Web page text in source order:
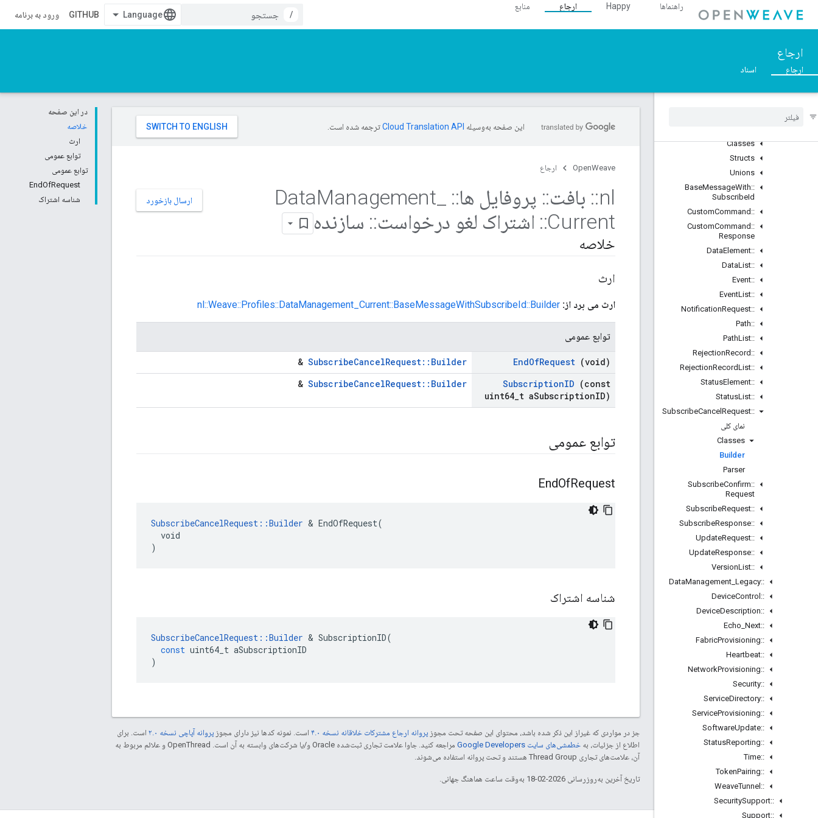
راهنماها Happy ارجاع
منابع
/
GITHUB ورود به برنامه
ارجاع
ارجاع اسناد
Classes
Structs
Unions
::
BaseMessageWith
SubscribeId
::
CustomCommand
::
CustomCommand
Response
::
DataElement
::
DataList
::
Event
::
EventList
::
NotificationRequest
::
Path
::
PathList
::
RejectionRecord
::
RejectionRecordList
::
StatusElement
::
StatusList
::
SubscribeCancel Request
نمای کلی
Classes
Builder
Parser
::
SubscribeConfirm
Request
::
SubscribeRequest
::
SubscribeResponse
::
UpdateRequest
::
UpdateResponse
::
VersionList
::
DataManagement Legacy
::
DeviceControl
::
DeviceDescription
::
Echo Next
::
FabricProvisioning
::
Heartbeat
::
NetworkProvisioning
::
Security
::
ServiceDirectory
::
ServiceProvisioning
::
SoftwareUpdate
::
StatusReporting
::
Time
::
TokenPairing
::
WeaveTunnel
::
SecuritySupport
::
Support
در این صفحه
خلاصه
ارث
توابع عمومی
توابع عمومی
EndOfRequest
شناسه اشتراک
این صفحه به‌وسیله ترجمه شده است.
OpenWeave ارجاع
ارسال بازخورد nl
:: بافت:: پروفایل ها::
Management
Current
:: اشتراک لغو درخواست:: سازنده
خلاصه
ارث
ارث می برد از: nl::Weave::Profiles::DataManagement_Current::BaseMessageWithSubscribeId::Builder
توابع عمومی
EndOfRequest (void)
SubscribeCancelRequest::Builder
&
SubscriptionID (const
uint64 t aSubscriptionID)
SubscribeCancelRequest::Builder
&
توابع عمومی
EndOfRequest
SubscribeCancelRequest::Builder & EndOfRequest(
  void
)
شناسه اشتراک
SubscribeCancelRequest ::Builder & SubscriptionID(
const uint64_t aSubscriptionID
)
جز در مواردی که غیراز این ذکر شده باشد، محتوای این صفحه تحت مجوز پروانه ارجاع مشترکات خلاقانه نسخه ۴.۰ است. نمونه کدها نیز دارای مجوز پروانه آپاچی نسخه ۲.۰
است. برای
اطلاع از جزئیات، به خطمشی‌های سایت Google Developers‏
مراجعه کنید. جاوا علامت تجاری ثبت‌شده Oracle و/یا شرکت‌های وابسته به آن است. ‫OpenThread و علائم مربوط به
آن، علامت‌های تجاری Thread Group هستند و تحت پروانه استفاده می‌شوند.
تاریخ آخرین به‌روزرسانی 2026-02-18 به‌وقت ساعت هماهنگ جهانی.